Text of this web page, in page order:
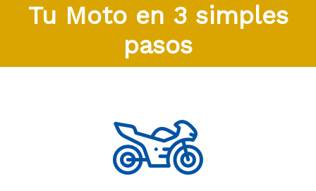
Tu Moto en 3 simples
pasos